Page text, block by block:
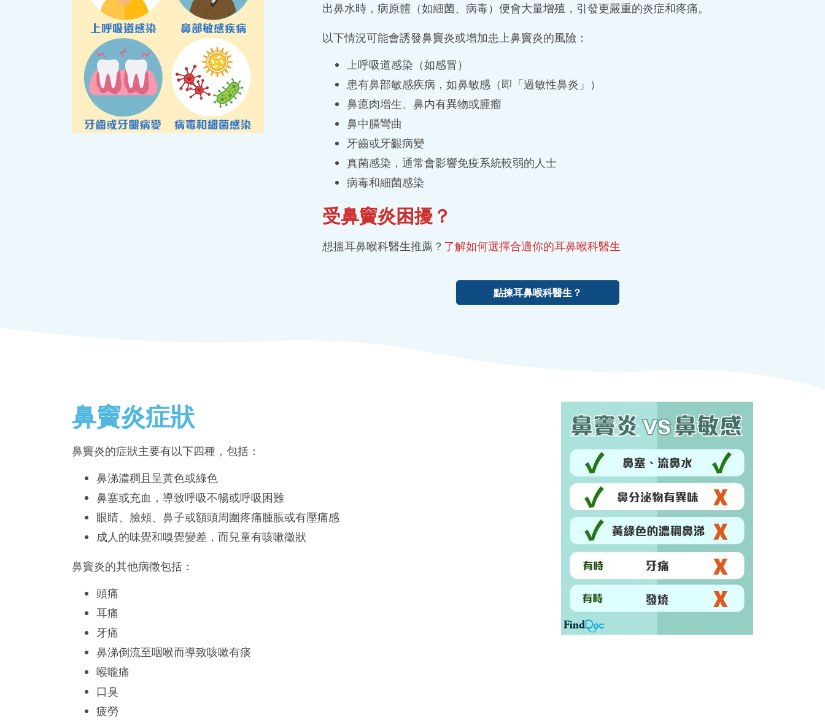
出鼻水時，病原體（如細菌、病毒）便會大量增殖，引發更嚴重的炎症和疼痛。
以下情況可能會誘發鼻竇炎或增加患上鼻竇炎的風險：
上呼吸道感染（如感冒）
患有鼻部敏感疾病，如鼻敏感（即「過敏性鼻炎」）
鼻瘜肉增生、鼻内有異物或腫瘤
鼻中膈彎曲
牙齒或牙齦病變
真菌感染，通常會影響免疫系統較弱的人士
病毒和細菌感染
受鼻竇炎困擾？
想搵耳鼻喉科醫生推薦 ？ 了解如何選擇合適你的耳鼻喉科醫生
點揀耳鼻喉科醫生？
鼻竇炎症狀
鼻竇炎的症狀主要有以下四種，包括：
鼻涕濃稠且呈黃色或綠色
鼻塞或充血，導致呼吸不暢或呼吸困難
眼睛、臉頰、鼻子或額頭周圍疼痛腫脹或有壓痛感
成人的味覺和嗅覺變差，而兒童有咳嗽徵狀
鼻竇炎的其他病徵包括：
頭痛
耳痛
牙痛
鼻涕倒流至咽喉而導致咳嗽有痰
喉嚨痛
口臭
疲勞